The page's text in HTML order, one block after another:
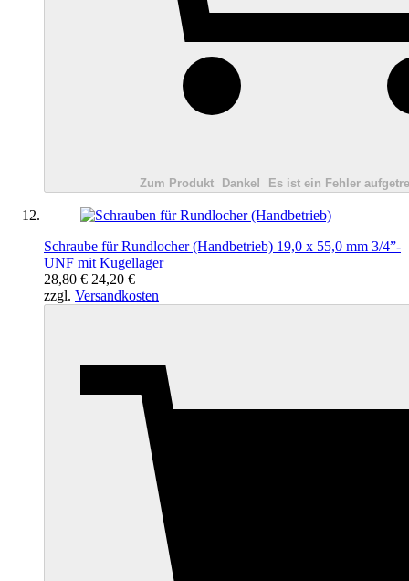
Zum Produkt Danke! Es ist ein Fehler
Schraube für Rundlocher (Handbetrieb) 19,0 x 55,0 mm 3/4”-
UNF mit Kugellager
28,80 € 24,20 €
zzgl. Versandkosten